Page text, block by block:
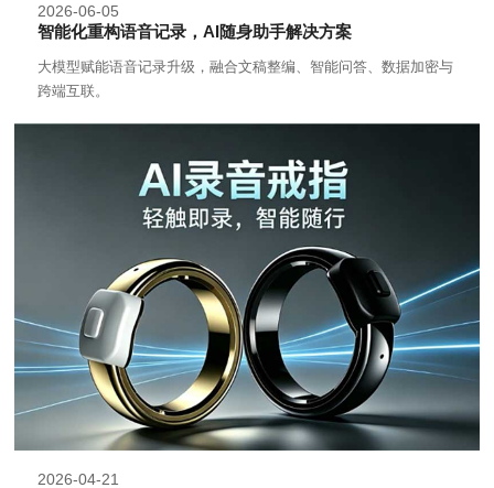
2026-06-05
智能化重构语音记录，AI随身助手解决方案
大模型赋能语音记录升级，融合文稿整编、智能问答、数据加密与
跨端互联。
2026-04-21